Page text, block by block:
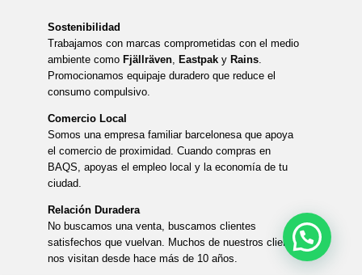
Sostenibilidad
Trabajamos con marcas comprometidas con el medio
ambiente como Fjällräven, Eastpak y Rains.
Promocionamos equipaje duradero que reduce el
consumo compulsivo.
Comercio Local
Somos una empresa familiar barcelonesa que apoya
el comercio de proximidad. Cuando compras en
BAQS, apoyas el empleo local y la economía de tu
ciudad.
Relación Duradera
No buscamos una venta, buscamos clientes
satisfechos que vuelvan. Muchos de nuestros clientes
nos visitan desde hace más de 10 años.